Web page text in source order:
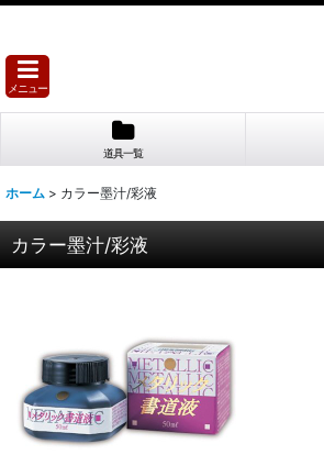
メニュー
道具一覧
ホーム > カラー墨汁/彩液
カラー墨汁/彩液